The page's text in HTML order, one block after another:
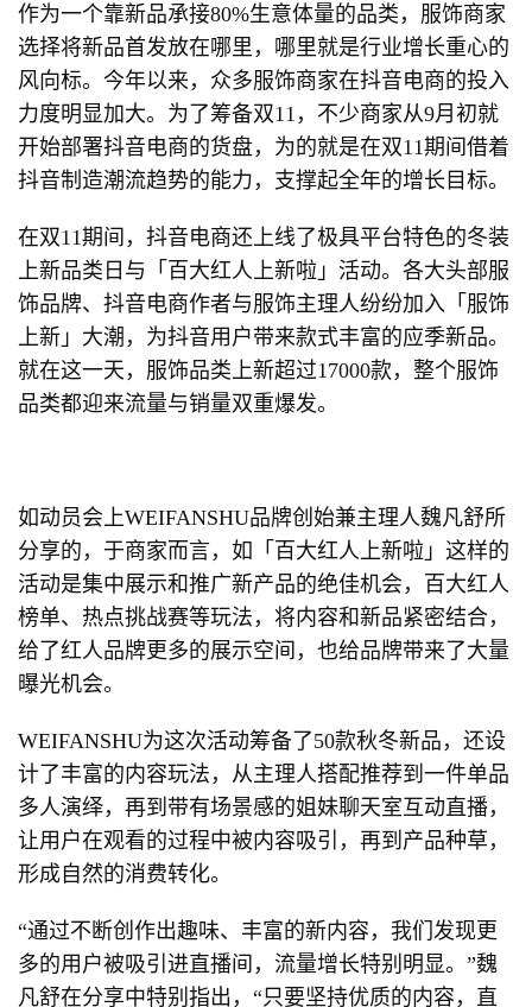
作为一个靠新品承接80%生意体量的品类，服饰商家
选择将新品首发放在哪里，哪里就是行业增长重心的
风向标。今年以来，众多服饰商家在抖音电商的投入
力度明显加大。为了筹备双11，不少商家从9月初就
开始部署抖音电商的货盘，为的就是在双11期间借着
抖音制造潮流趋势的能力，支撑起全年的增长目标。
在双11期间，抖音电商还上线了极具平台特色的冬装
上新品类日与「百大红人上新啦」活动。各大头部服
饰品牌、抖音电商作者与服饰主理人纷纷加入「服饰
上新」大潮，为抖音用户带来款式丰富的应季新品。
就在这一天，服饰品类上新超过17000款，整个服饰
品类都迎来流量与销量双重爆发。
如动员会上WEIFANSHU品牌创始兼主理人魏凡舒所
分享的，于商家而言，如「百大红人上新啦」这样的
活动是集中展示和推广新产品的绝佳机会，百大红人
榜单、热点挑战赛等玩法，将内容和新品紧密结合，
给了红人品牌更多的展示空间，也给品牌带来了大量
曝光机会。
WEIFANSHU为这次活动筹备了50款秋冬新品，还设
计了丰富的内容玩法，从主理人搭配推荐到一件单品
多人演绎，再到带有场景感的姐妹聊天室互动直播，
让用户在观看的过程中被内容吸引，再到产品种草，
形成自然的消费转化。
“通过不断创作出趣味、丰富的新内容，我们发现更
多的用户被吸引进直播间，流量增长特别明显。”魏
凡舒在分享中特别指出，“只要坚持优质的内容，直